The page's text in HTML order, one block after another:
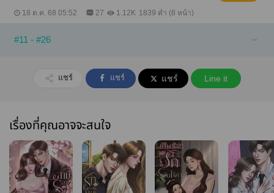
18 ต.ค. 68 05:52 27 1.12K 1839 คำ (8 หน้า)
#11 - #26
แชร์ แชร์ แชร์ Line it
เรื่องที่คุณอาจจะสนใจ